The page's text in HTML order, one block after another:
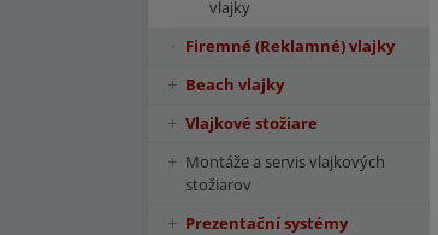
vlajky
Firemné (Reklamné) vlajky
Beach vlajky
Vlajkové stožiare
Montáže a servis vlajkových
stožiarov
Prezentační systémy